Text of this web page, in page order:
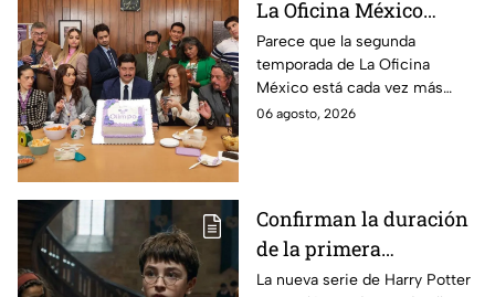
La Oficina México
temporada 2 y un
detalle desata teorías
entre los fans
Parece que la segunda
temporada de La Oficina
México está cada vez más
cerca, pues el elenco ya se
06 agosto, 2026
Confirman la duración
de la primera
temporada de Harry
La nueva serie de Harry Potter